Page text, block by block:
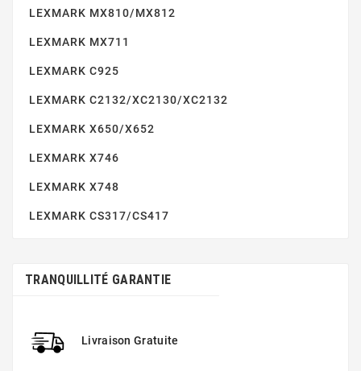
LEXMARK MX810/MX812
LEXMARK MX711
LEXMARK C925
LEXMARK C2132/XC2130/XC2132
LEXMARK X650/X652
LEXMARK X746
LEXMARK X748
LEXMARK CS317/CS417
TRANQUILLITÉ GARANTIE
Livraison Gratuite